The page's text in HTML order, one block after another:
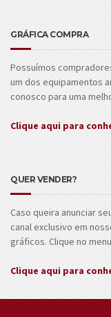
GRÁFICA COMPRA
Possuímos
um dos equipamentos
conosco para uma
Clique aqui para
QUER VENDER?
Caso queira anunciar
canal exclusivo em
gráficos. Clique no
Clique aqui para